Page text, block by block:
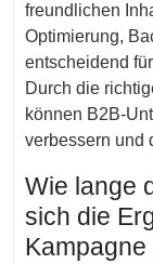
freundlichen
Optimierung,
entscheidend
Durch die
können B2B-
verbessern und
Wie lange
sich die